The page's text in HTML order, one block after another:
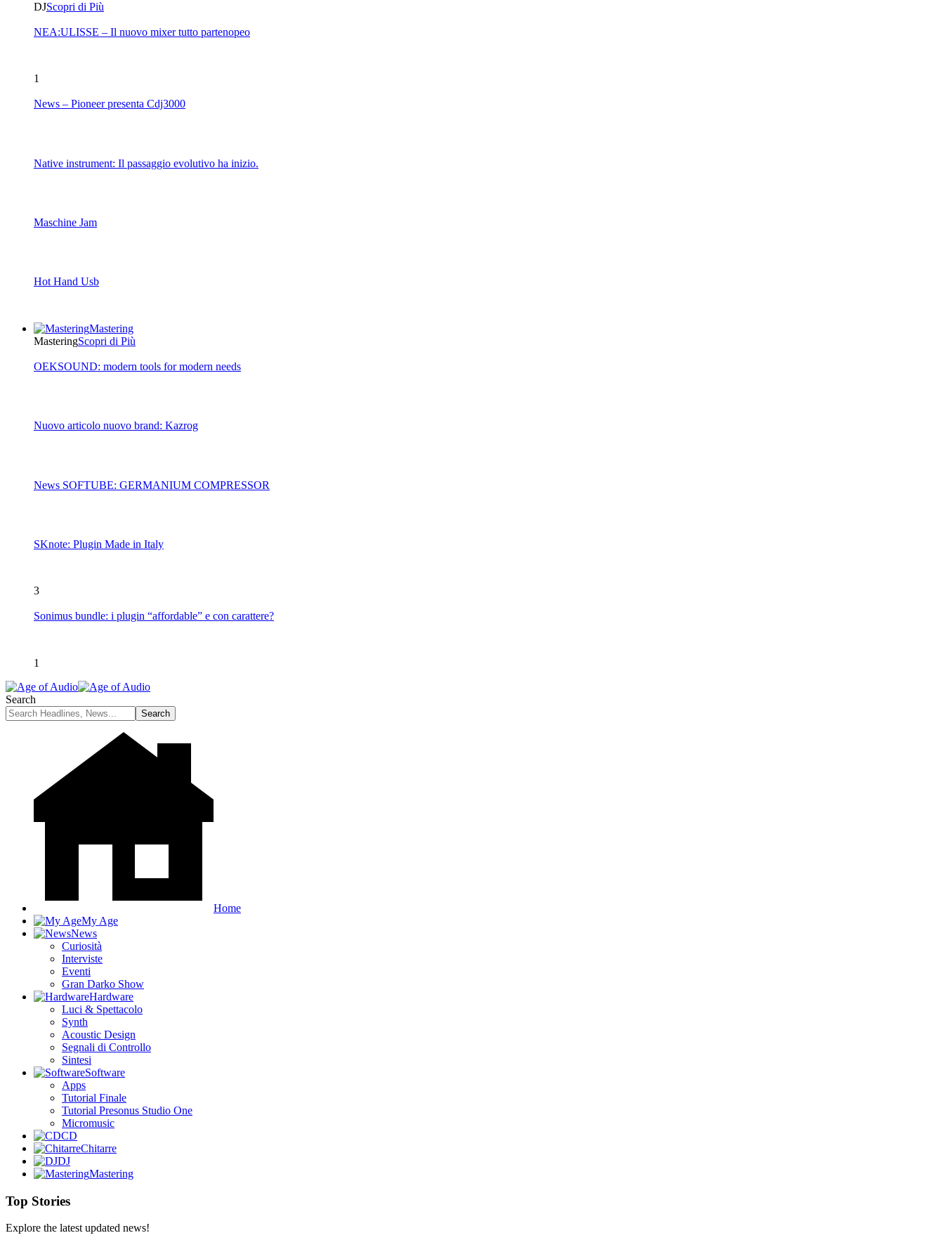
DJScopri di Più
NEA:ULISSE – Il nuovo mixer tutto partenopeo
1
News – Pioneer presenta Cdj3000
Native instrument: Il passaggio evolutivo ha inizio.
Maschine Jam
Hot Hand Usb
Mastering
MasteringScopri di Più
OEKSOUND: modern tools for modern needs
Nuovo articolo nuovo brand: Kazrog
News SOFTUBE: GERMANIUM COMPRESSOR
SKnote: Plugin Made in Italy
3
Sonimus bundle: i plugin “affordable” e con carattere?
1
Search
Home
My Age
News
Curiosità
Interviste
Eventi
Gran Darko Show
Hardware
Luci & Spettacolo
Synth
Acoustic Design
Segnali di Controllo
Sintesi
Software
Apps
Tutorial Finale
Tutorial Presonus Studio One
Micromusic
CD
Chitarre
DJ
Mastering
Top Stories
Explore the latest updated news!